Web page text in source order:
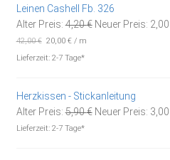
Leinen Cashell Fb. 326
Alter Preis: 4,20€ Ursprünglicher
Neuer Preis: 2,00
42,00€ 20,00€ / m
Lieferzeit: 2-7 Tage*
Herzkissen - Stickanleitung
Alter Preis: 5,90€ Ursprünglicher
Neuer Preis: 3,00
Lieferzeit: 2-7 Tage*